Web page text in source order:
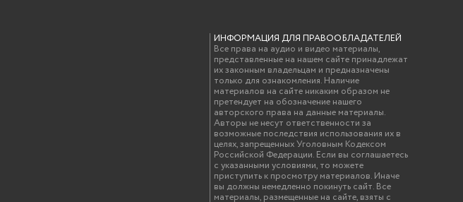
ИНФОРМАЦИЯ ДЛЯ ПРАВООБЛАДАТЕЛЕЙ
Все права на аудио и видео материалы,
представленные на нашем сайте принадлежат
их законным владельцам и предназначены
только для ознакомления. Наличие
материалов на сайте никаким образом не
претендует на обозначение нашего
авторского права на данные материалы.
Авторы не несут ответственности за
возможные последствия использования их в
целях, запрещенных Уголовным Кодексом
Российской Федерации. Если вы соглашаетесь
с указанными условиями, то можете
приступить к просмотру материалов. Иначе
вы должны немедленно покинуть сайт. Все
материалы, размещенные на сайте, взяты с